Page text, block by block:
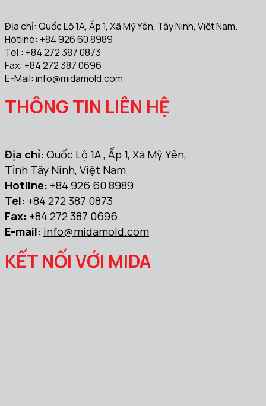
Địa chỉ: Quốc Lộ 1A, Ấp 1, Xã Mỹ Yên, Tây Ninh, Việt Nam.
Hotline: +84 926 60 8989
Tel.: +84 272 387 0873
Fax: +84 272 387 0696
E-Mail: info@midamold.com
THÔNG TIN LIÊN HỆ
Địa chỉ:Quốc Lộ 1A , Ấp 1, Xã Mỹ Yên,
Tỉnh Tây Ninh, Việt Nam
Hotline: +84 926 60 8989
Tel: +84 272 387 0873
Fax: +84 272 387 0696
E-mail: info@midamold.com
KẾT NỐI VỚI MIDA